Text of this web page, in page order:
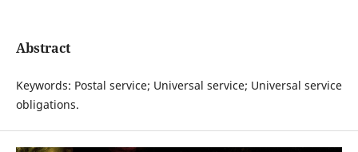
Abstract
Keywords: Postal service; Universal service; Universal service
obligations.